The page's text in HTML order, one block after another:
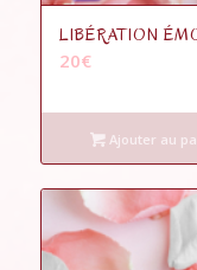
LIBÉRATION
20€
Ajouter au